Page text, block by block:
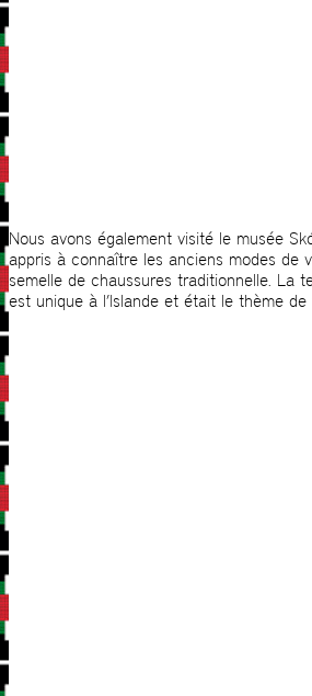
Nous avons également visité le musée
appris à connaître les anciens modes de
semelle de chaussures traditionnelle. La
est unique à l’Islande et était le thème